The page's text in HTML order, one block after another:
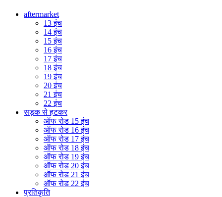
aftermarket
13 इंच
14 इंच
15 इंच
16 इंच
17 इंच
18 इंच
19 इंच
20 इंच
21 इंच
22 इंच
सड़क से हटकर
ऑफ रोड 15 इंच
ऑफ रोड 16 इंच
ऑफ रोड 17 इंच
ऑफ रोड 18 इंच
ऑफ रोड 19 इंच
ऑफ रोड 20 इंच
ऑफ रोड 21 इंच
ऑफ रोड 22 इंच
प्रतिकृति